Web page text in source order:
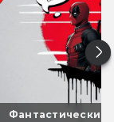
Фантастические